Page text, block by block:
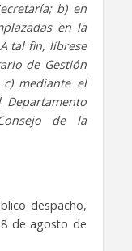
b) en
en la
tal fin, líbrese
de Gestión
c) mediante el
de la
despacho,
de agosto de